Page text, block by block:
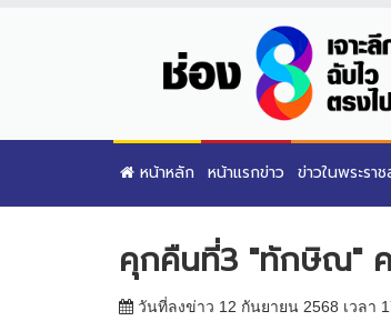
หน้าหลัก หน้าแรกข่าว ข่าวในพระรา
คุกคืนที่3 "ทักษิณ"
วันที่ลงข่าว 12 กันยายน 2568 เวลา